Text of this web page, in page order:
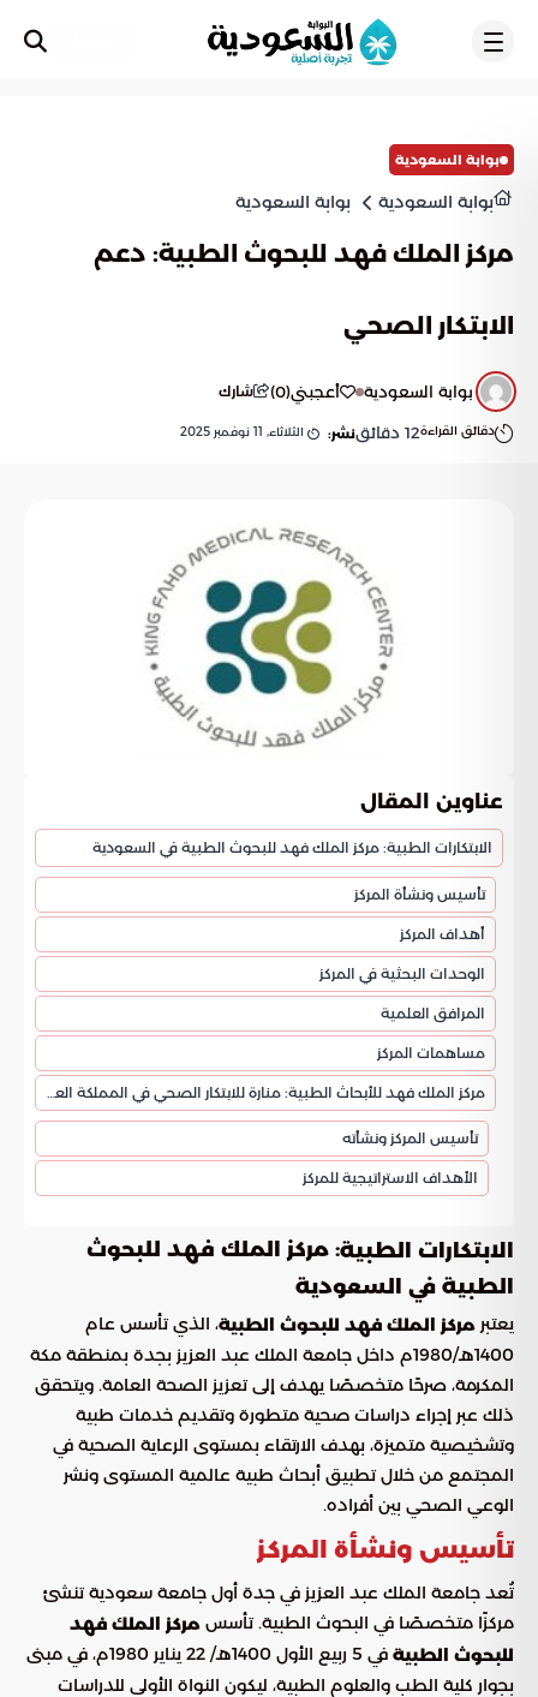
بوابة السعودية
بوابة السعودية بوابة السعودية
مركز الملك فهد للبحوث الطبية: دعم
الابتكار الصحي
بوابة السعودية أعجبني(
0
) شارك
دقائق القراءة12 دقائقنشر: الثلاثاء, 11 نوفمبر 2025
عناوين المقال
الابتكارات الطبية: مركز الملك فهد للبحوث الطبية في السعودية
تأسيس ونشأة المركز
أهداف المركز
الوحدات البحثية في المركز
المرافق العلمية
مساهمات المركز
مركز الملك فهد للأبحاث الطبية: منارة للابتكار الصحي في المملكة العربية السعودية
تأسيس المركز ونشأته
الأهداف الاستراتيجية للمركز
الابتكارات الطبية: مركز الملك فهد للبحوث
الطبية في السعودية
يعتبر مركز الملك فهد للبحوث الطبية، الذي تأسس عام
1400هـ/1980م داخل جامعة الملك عبد العزيز بجدة بمنطقة مكة
المكرمة، صرحًا متخصصًا يهدف إلى تعزيز الصحة العامة. ويتحقق
ذلك عبر إجراء دراسات صحية متطورة وتقديم خدمات طبية
وتشخيصية متميزة، بهدف الارتقاء بمستوى الرعاية الصحية في
المجتمع من خلال تطبيق أبحاث طبية عالمية المستوى ونشر
الوعي الصحي بين أفراده.
تأسيس ونشأة المركز
تُعد جامعة الملك عبد العزيز في جدة أول جامعة سعودية تنشئ
مركزًا متخصصًا في البحوث الطبية. تأسس مركز الملك فهد
للبحوث الطبية
في 5 ربيع الأول 1400هـ/ 22 يناير 1980م، في مبنى
بجوار كلية الطب والعلوم الطبية، ليكون النواة الأولى للدراسات